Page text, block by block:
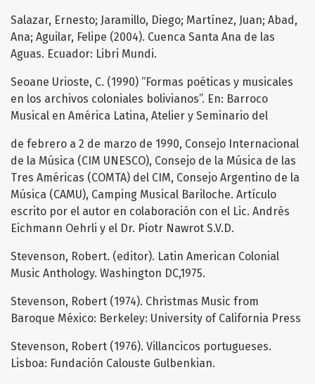
Salazar, Ernesto; Jaramillo, Diego; Martínez, Juan; Abad,
Ana; Aguilar, Felipe (2004). Cuenca Santa Ana de las
Aguas. Ecuador: Libri Mundi.
Seoane Urioste, C. (1990) “Formas poéticas y musicales
en los archivos coloniales bolivianos”. En: Barroco
Musical en América Latina, Atelier y Seminario del
de febrero a 2 de marzo de 1990, Consejo Internacional
de la Música (CIM UNESCO), Consejo de la Música de las
Tres Américas (COMTA) del CIM, Consejo Argentino de la
Música (CAMU), Camping Musical Bariloche. Artículo
escrito por el autor en colaboración con el Lic. Andrés
Eichmann Oehrli y el Dr. Piotr Nawrot S.V.D.
Stevenson, Robert. (editor). Latin American Colonial
Music Anthology. Washington DC,1975.
Stevenson, Robert (1974). Christmas Music from
Baroque México: Berkeley: University of California Press
Stevenson, Robert (1976). Villancicos portugueses.
Lisboa: Fundación Calouste Gulbenkian.